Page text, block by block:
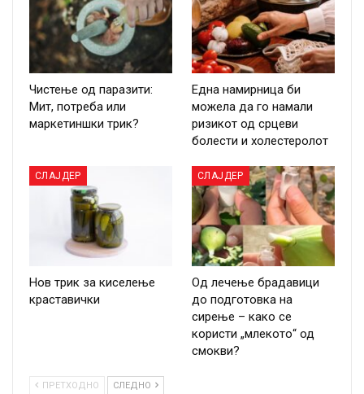
Чистење од паразити:
Мит, потреба или
маркетиншки трик?
Една намирница би
можела да го намали
ризикот од срцеви
болести и холестеролот
СЛАЈДЕР
Нов трик за киселење
краставички
СЛАЈДЕР
Од лечење брадавици
до подготовка на
сирење – како се
користи „млекото“ од
смокви?
ПРЕТХОДНО СЛЕДНО